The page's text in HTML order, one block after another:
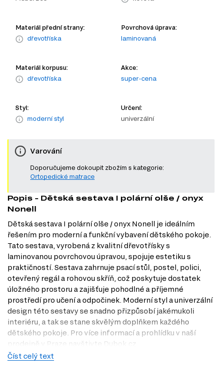
Materiál přední strany:
dřevotříska
Povrchová úprava:
laminovaná
Materiál korpusu:
dřevotříska
Akce:
super-cena
Styl:
moderní styl
Určení:
univerzální
Varování
Doporučujeme dokoupit zbožím s kategorie:
Ortopedické matrace
Popis - Dětská sestava I polární olše / onyx
Nonell
Dětská sestava I polární olše / onyx Nonell je ideálním
řešením pro moderní a funkční vybavení dětského pokoje.
Tato sestava, vyrobená z kvalitní dřevotřísky s
laminovanou povrchovou úpravou, spojuje estetiku s
praktičností. Sestava zahrnuje psací stůl, postel, polici,
otevřený regál a rohovou skříň, což poskytuje dostatek
úložného prostoru a zajišťuje pohodlné a příjemné
prostředí pro učení a odpočinek. Moderní styl a univerzální
design této sestavy se snadno přizpůsobí jakémukoli
interiéru, a tak se stane skvělým doplňkem každého
dětského pokoje. Pro více informací a prohlídku v naší
prodejně v Praze navštivte Dubok.cz.
Charakteristiky, vlastnosti a výhody
Číst celý text